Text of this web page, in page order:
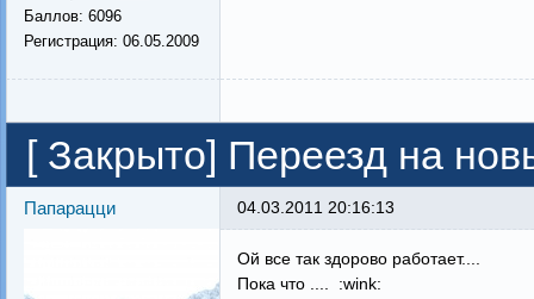
Баллов: 6096
Регистрация: 06.05.2009
[ Закрыто] Переезд на
Папарацци 04.03.2011 20:16:13
Ой все так здорово работает....
Пока что .... :wink: